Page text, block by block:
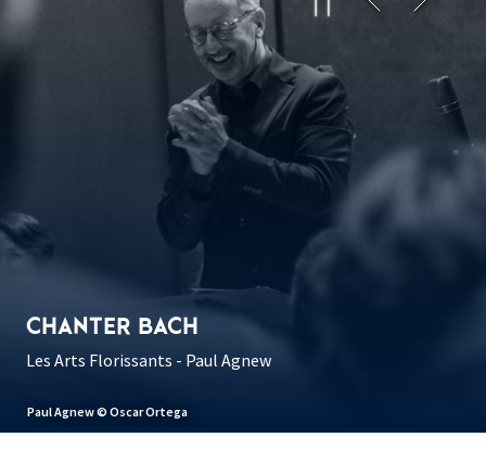
Paul Agnew © Oscar Ortega
CHANTER BACH
Les Arts Florissants - Paul Agnew